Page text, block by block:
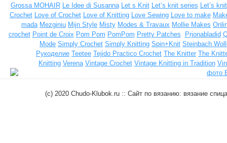
Grossa MOHAIR Le Idee di Susanna Let s Knit Let’s knit series Let’s
Crochet Love of Crochet Love of Knitting Love Sewing Love to make
mada Mezginiu Mijn Style Misty Modes & Travaux Mollie Makes
crochet Point de Croix Pom Pom PomPom Pretty Patches Prjonabladid
Mode Simply Crochet Simply Knitting Spin+Knit Steinbach
Рукоделие Teetee Tejido Practico Crochet The Knitter The
Knitting Verena Vintage Crochet Vintage Knitting in Tradition
(c) 2020 Chudo-Klubok.ru :: Сайт по вязанию: вязание